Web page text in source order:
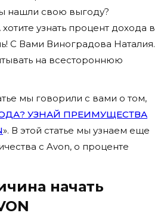
нашли свою выгоду?
узнать процент дохода в
С Вами Виноградова Наталия.
на всестороннюю
мы говорили с вами о том,
УЗНАЙ ПРЕИМУЩЕСТВА
». В этой статье мы узнаем еще
с Avon, о проценте
начать